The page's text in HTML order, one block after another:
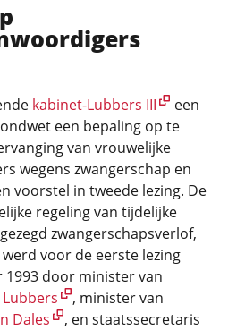
kabinet-Lubbers III
een
een bepaling op te
van vrouwelijke
wegens zwangerschap en
voorstel in tweede lezing. De
regeling van tijdelijke
zwangerschapsverlof,
voor de eerste lezing
door minister van
, minister van
Dales
, en staatssecretaris